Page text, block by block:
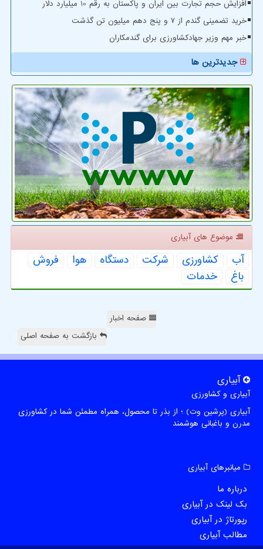
افزایش حجم تجارت بین ایران و پاکستان به رقم 10 میلیارد دلار
خرید تضمینی گندم از ۷ و پنج دهم میلیون تن گذشت
خبر مهم وزیر جهادکشاورزی برای گندمکاران
جدیدترین ها
موضوع های آبیاری
آب كشاورزی شركت دستگاه هوا
فروش
باغ
خدمات
صفحه اخبار
بازگشت به صفحه اصلی
آبیاری
آبیاری و کشاورزی
آبیاری (پرشین وت) ؛ از بذر تا محصول، همراه مطمئن شما در کشاورزی
مدرن و باغبانی هوشمند
میانبرهای آبیاری
درباره ما
بک لینک در آبیاری
رپورتاژ در آبیاری
مطالب آبیاری